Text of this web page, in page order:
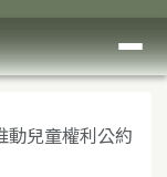
動兒童權利公約